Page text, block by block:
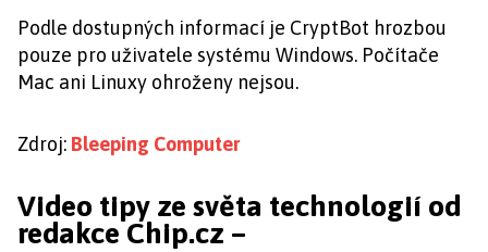
Podle dostupných informací je CryptBot hrozbou
pouze pro uživatele systému Windows. Počítače
Mac ani Linuxy ohroženy nejsou.
Zdroj: Bleeping Computer
Video tipy ze světa technologií od
redakce Chip.cz –